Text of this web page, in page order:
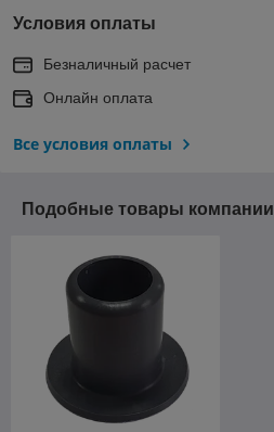
Условия оплаты
Безналичный расчет
Онлайн оплата
Все условия оплаты
Подобные товары компании